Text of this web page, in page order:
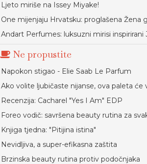
Ljeto miriše na Issey Miyake!
One mijenjaju Hrvatsku: proglašena Žena
Andart Perfumes: luksuzni mirisi inspirirani
Ne propustite
Napokon stigao - Elie Saab Le Parfum
Ako volite ljubičaste nijanse, ova paleta će
Recenzija: Cacharel "Yes I Am" EDP
Foreo vodič: savršena beauty rutina za
Knjiga tjedna: "Pitijina istina"
Nevidljiva, a super-efikasna zaštita
Brzinska beauty rutina protiv podočnjaka